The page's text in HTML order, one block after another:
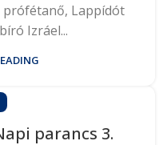
prófétanő, Lappídót
Izráel...
parancs 3.